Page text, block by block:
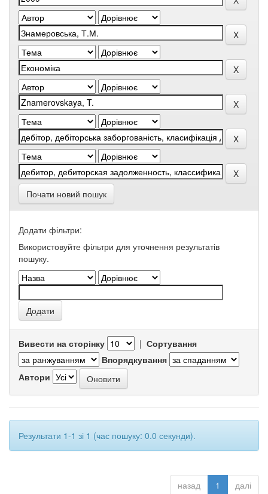
Почати новий пошук
Додати фільтри:
Використовуйте фільтри для уточнення результатів
пошуку.
Вивести на сторінку | Сортування
Впорядкування
Автори
Результати 1-1 зі 1 (час пошуку: 0.0 секунди).
назад 1 далі